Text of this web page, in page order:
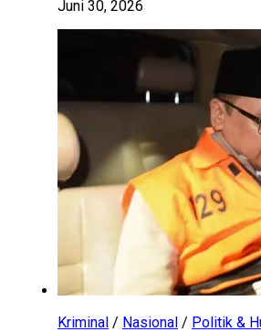
Juni 30, 2026
Kriminal / Nasional / Politik &